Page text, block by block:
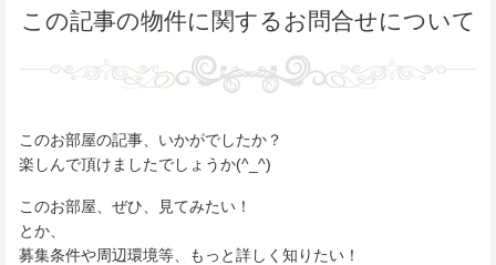
この記事の物件に関するお問合せについて
このお部屋の記事、いかがでしたか？
楽しんで頂けましたでしょうか(^_^)
このお部屋、ぜひ、見てみたい！
とか、
募集条件や周辺環境等、もっと詳しく知りたい！